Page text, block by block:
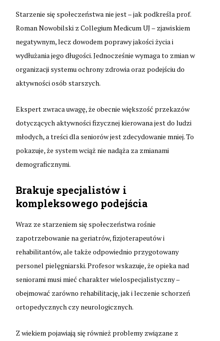
Starzenie się społeczeństwa nie jest – jak podkreśla prof.
Roman Nowobilski z Collegium Medicum UJ – zjawiskiem
negatywnym, lecz dowodem poprawy jakości życia i
wydłużania jego długości. Jednocześnie wymaga to zmian w
organizacji systemu ochrony zdrowia oraz podejściu do
aktywności osób starszych.
Ekspert zwraca uwagę, że obecnie większość przekazów
dotyczących aktywności fizycznej kierowana jest do ludzi
młodych, a treści dla seniorów jest zdecydowanie mniej. To
pokazuje, że system wciąż nie nadąża za zmianami
demograficznymi.
Brakuje specjalistów i
kompleksowego podejścia
Wraz ze starzeniem się społeczeństwa rośnie
zapotrzebowanie na geriatrów, fizjoterapeutów i
rehabilitantów, ale także odpowiednio przygotowany
personel pielęgniarski. Profesor wskazuje, że opieka nad
seniorami musi mieć charakter wielospecjalistyczny –
obejmować zarówno rehabilitację, jak i leczenie schorzeń
ortopedycznych czy neurologicznych.
Z wiekiem pojawiają się również problemy związane z